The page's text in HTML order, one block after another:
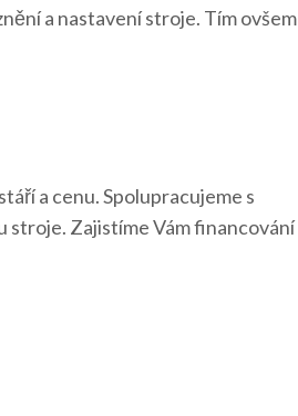
a nastavení stroje. Tím ovšem
a cenu. Spolupracujeme s
stroje. Zajistíme Vám financování